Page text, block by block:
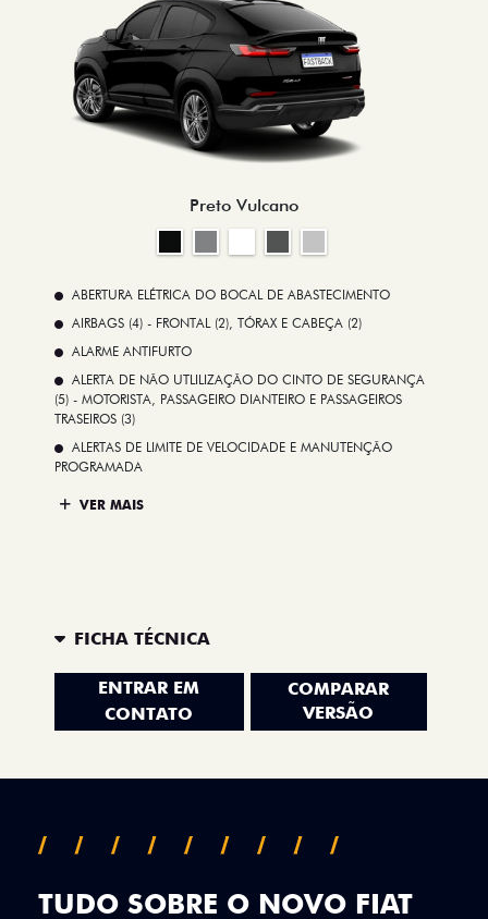
Preto Vulcano
ABERTURA ELÉTRICA DO BOCAL DE ABASTECIMENTO
AIRBAGS (4) - FRONTAL (2), TÓRAX E CABEÇA (2)
ALARME ANTIFURTO
ALERTA DE NÃO UTLILIZAÇÃO DO CINTO DE SEGURANÇA
(5) - MOTORISTA, PASSAGEIRO DIANTEIRO E PASSAGEIROS
TRASEIROS (3)
ALERTAS DE LIMITE DE VELOCIDADE E MANUTENÇÃO
PROGRAMADA
VER MAIS
FICHA TÉCNICA
ENTRAR EM
CONTATO
COMPARAR
VERSÃO
TUDO SOBRE O NOVO FIAT